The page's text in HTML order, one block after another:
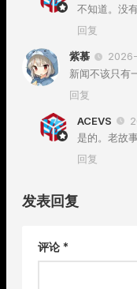
不知道。没
回复
紫慕
新闻不该只有
回复
ACEVS
是的。老故
回复
发表回复
评论 *